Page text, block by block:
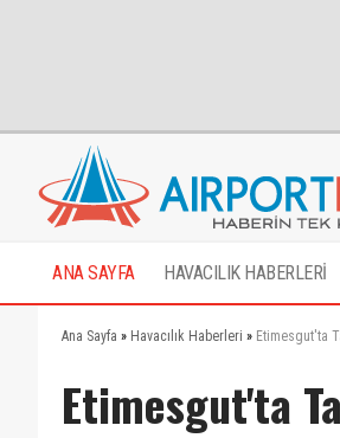
ANA SAYFA HAVACILIK HABERLERİ
Ana Sayfa » Havacılık Haberleri » Etimesgut'ta
Etimesgut'ta